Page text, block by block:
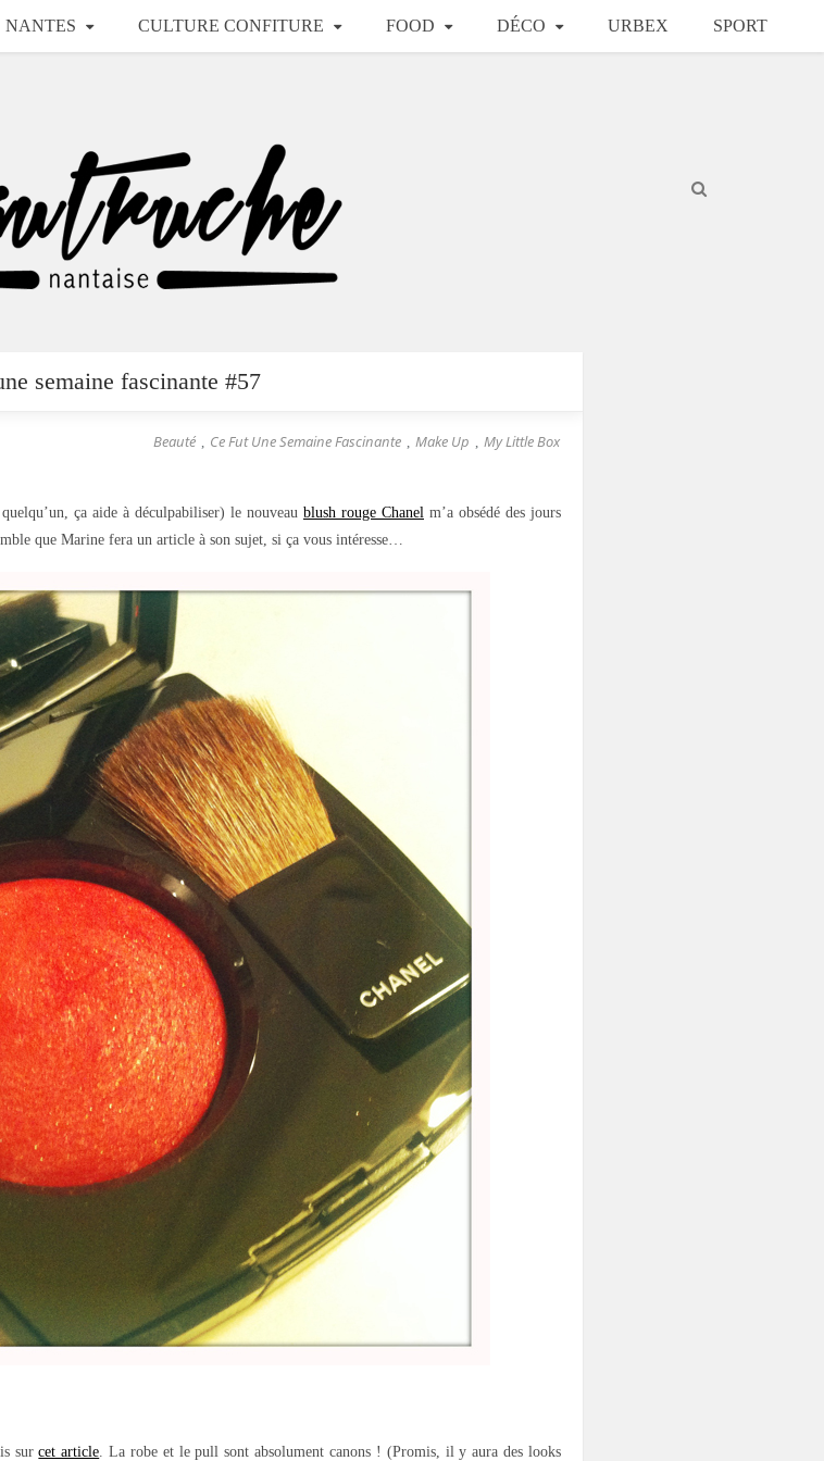
NANTES CULTURE CONFITURE FOOD DÉCO URBEX SPORT
semaine fascinante #57
Beauté , Ce Fut Une Semaine Fascinante , Make Up , My Little Box
ça aide à déculpabiliser) le nouveau blush rouge Chanel m’a obsédé des jours
que Marine fera un article à son sujet, si ça vous intéresse…
surcet article. La robe et le pull sont absolument canons ! (Promis, il y aura des looks